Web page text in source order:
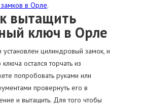
в Орле.
вытащить
ключ в Орле
цилиндровый замок, и
остался торчать из
попробовать руками или
провернуть его в
и вытащить. Для того чтобы